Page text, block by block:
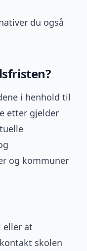
du også
i henhold til
etter gjelder
og kommuner
eller at
skolen